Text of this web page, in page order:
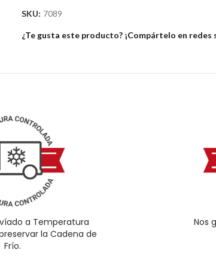
SKU: 7089
¿Te gusta este producto? ¡Compártelo en redes
a Temperatura
la Cadena de
Frío.
Nos